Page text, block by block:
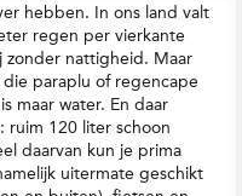
hebben. In ons land valt
regen per vierkante
zonder nattigheid. Maar
paraplu of regencape
maar water. En daar
ruim 120 liter schoon
daarvan kun je prima
uitermate geschikt